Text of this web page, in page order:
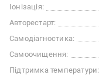
Іонізація:
Авторестарт:
Самодіагностика:
Самоочищення:
Підтримка температури: